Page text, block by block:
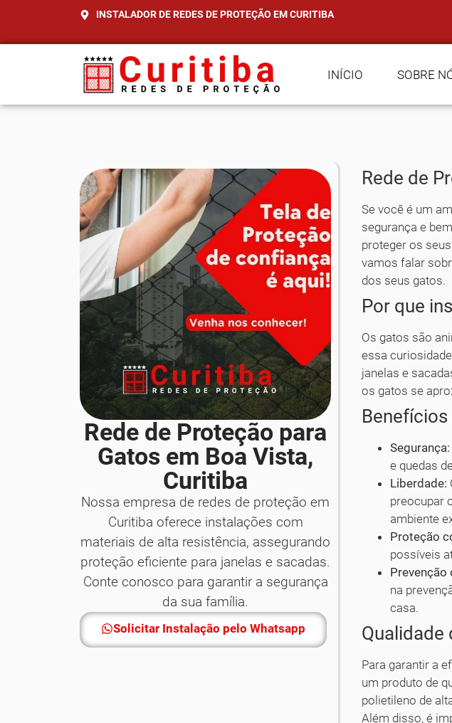
INSTALADOR DE REDES DE PROTEÇÃO EM CURITIBA
INÍCIO SOBRE
Rede de Proteção para
Gatos em Boa Vista,
Curitiba
Nossa empresa de redes de proteção em
Curitiba oferece instalações com
materiais de alta resistência, assegurando
proteção eficiente para janelas e sacadas.
Conte conosco para garantir a segurança
da sua família.
Solicitar Instalação pelo Whatsapp
Rede de
Se você é um
segurança e
proteger os
vamos falar
dos seus gatos.
Por que
Os gatos são
essa
janelas e
os gatos se
Segurança:
e quedas
Liberdade:
preocupar
ambiente
Proteção
possíveis
Prevenção
na
casa.
Qualidade
Para garantir a
um produto de
polietileno de
Além disso, é